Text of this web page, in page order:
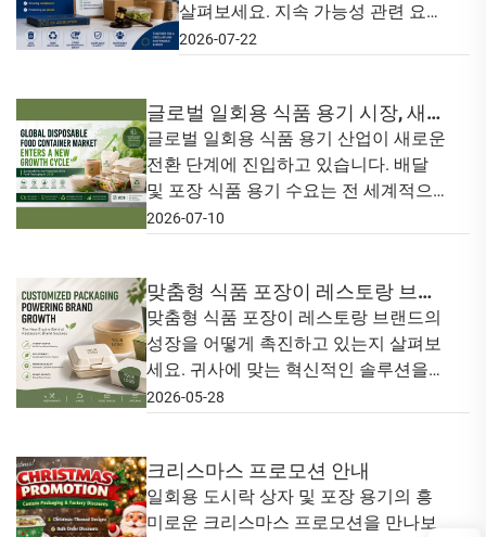
살펴보세요. 지속 가능성 관련 요구
사항, 준수 전략, 일회용 식품 용기
2026-07-22
글로벌 일회용 식품 용기 시장, 새로
운 성장 주기 진입
글로벌 일회용 식품 용기 산업이 새로운
전환 단계에 진입하고 있습니다. 배달
및 포장 식품 용기 수요는 전 세계적으
로 지속적으로 확대되고 있으나, 제조사
차 높아지고 있습니다...
2026-07-10
맞춤형 식품 포장이 레스토랑 브랜
드를 위한 새로운 성장 동력으로 부
상하고 있습니다
맞춤형 식품 포장이 레스토랑 브랜드의
성장을 어떻게 촉진하고 있는지 살펴보
세요. 귀사에 맞는 혁신적인 솔루션을
지금 바로 확인하세요.
2026-05-28
크리스마스 프로모션 안내
일회용 도시락 상자 및 포장 용기의 흥
미로운 크리스마스 프로모션을 만나보